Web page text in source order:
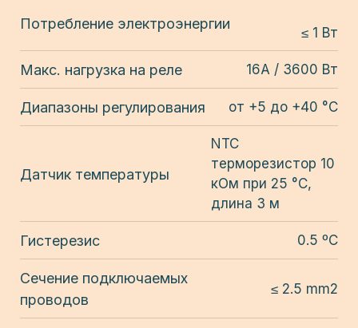
Потребление электроэнергии
≤ 1 Вт
Макс. нагрузка на реле 16A / 3600 Вт
Диапазоны регулирования от +5 до +40 °C
Датчик температуры
NTC
терморезистор 10
кОм при 25 °C,
длина 3 м
Гистерезис 0.5 ºС
Сечение подключаемых
проводов
≤ 2.5 mm2